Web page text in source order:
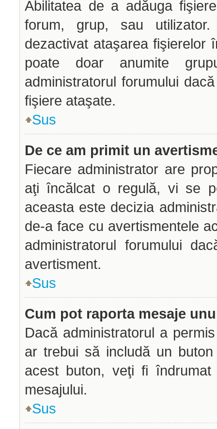
Abilitatea de a adăuga
forum, grup, sau
dezactivat ataşarea
poate doar anumite
administratorul forumului
fişiere ataşate.
Sus
De ce am primit un
Fiecare administrator are
aţi încălcat o regulă, vi se
aceasta este decizia
de-a face cu avertismentele
administratorul forumului
avertisment.
Sus
Cum pot raporta mesaje
Dacă administratorul a
ar trebui să includă un
acest buton, veţi fi
mesajului.
Sus